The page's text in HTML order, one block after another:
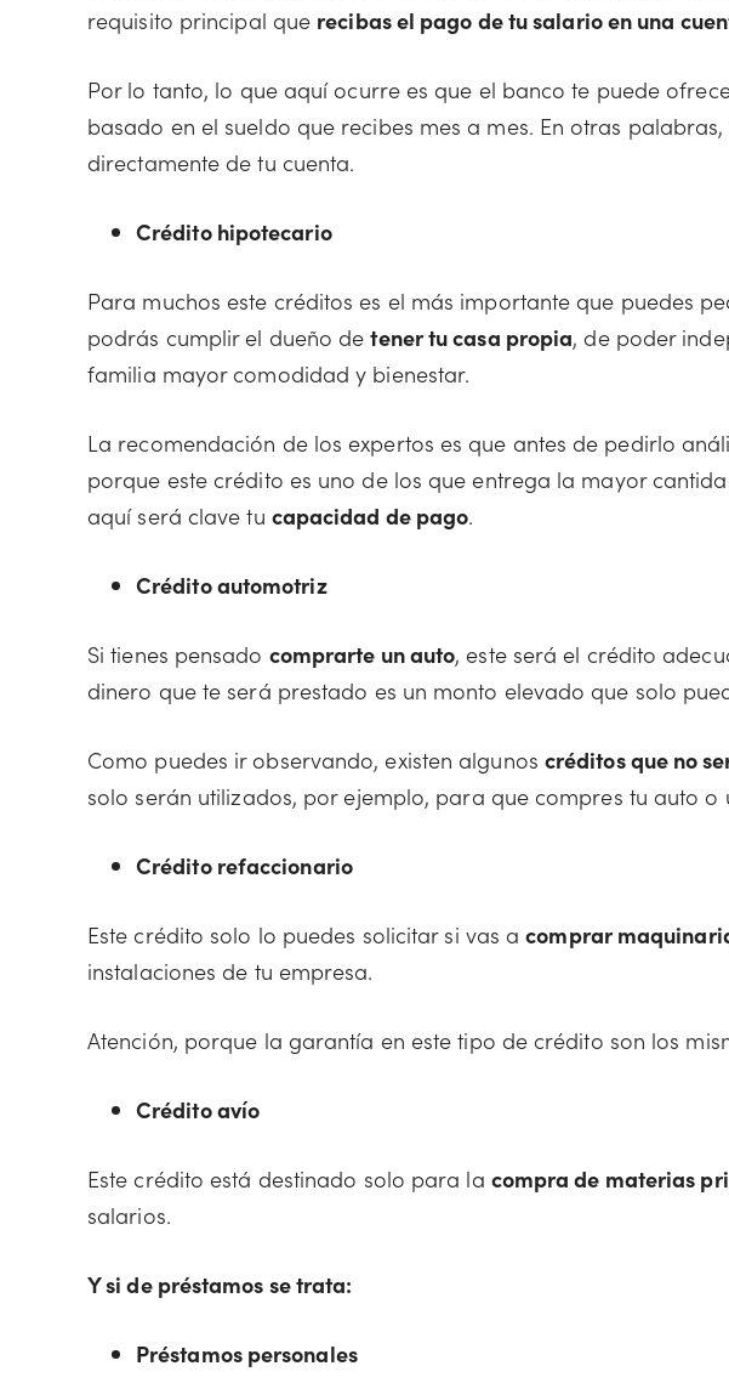
requisito principal que recibas el pago de tu salario en una
Por lo tanto, lo que aquí ocurre es que el banco te puede
basado en el sueldo que recibes mes a mes. En otras
directamente de tu cuenta.
Crédito hipotecario
Para muchos este créditos es el más importante que puedes
podrás cumplir el dueño detener tu casa propia, de poder
familia mayor comodidad y bienestar.
La recomendación de los expertos es que antes de pedirlo
porque este crédito es uno de los que entrega la mayor
aquí será clave tu capacidad de pago.
Crédito automotriz
Si tienes pensado comprarte un auto, este será el crédito
dinero que te será prestado es un monto elevado que solo
Como puedes ir observando, existen algunos créditos que no
solo serán utilizados, por ejemplo, para que compres tu auto o
Crédito refaccionario
Este crédito solo lo puedes solicitar si vas acomprar
instalaciones de tu empresa.
Atención, porque la garantía en este tipo de crédito son los
Crédito avío
Este crédito está destinado solo para la compra de materias
salarios.
Y si de préstamos se trata:
Préstamos personales